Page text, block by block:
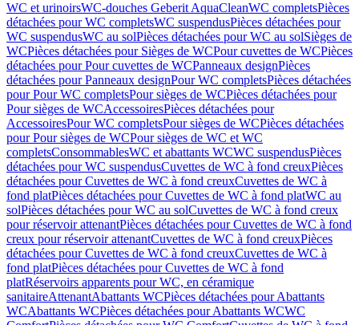
WC et urinoirsWC-douches Geberit AquaCleanWC completsPièces
détachées pour WC completsWC suspendusPièces détachées pour
WC suspendusWC au solPièces détachées pour WC au solSièges de
WCPièces détachées pour Sièges de WCPour cuvettes de WCPièces
détachées pour Pour cuvettes de WCPanneaux designPièces
détachées pour Panneaux designPour WC completsPièces détachées
pour Pour WC completsPour sièges de WCPièces détachées pour
Pour sièges de WCAccessoiresPièces détachées pour
AccessoiresPour WC completsPour sièges de WCPièces détachées
pour Pour sièges de WCPour sièges de WC et WC
completsConsommablesWC et abattants WCWC suspendusPièces
détachées pour WC suspendusCuvettes de WC à fond creuxPièces
détachées pour Cuvettes de WC à fond creuxCuvettes de WC à
fond platPièces détachées pour Cuvettes de WC à fond platWC au
solPièces détachées pour WC au solCuvettes de WC à fond creux
pour réservoir attenantPièces détachées pour Cuvettes de WC à fond
creux pour réservoir attenantCuvettes de WC à fond creuxPièces
détachées pour Cuvettes de WC à fond creuxCuvettes de WC à
fond platPièces détachées pour Cuvettes de WC à fond
platRéservoirs apparents pour WC, en céramique
sanitaireAttenantAbattants WCPièces détachées pour Abattants
WCAbattants WCPièces détachées pour Abattants WCWC